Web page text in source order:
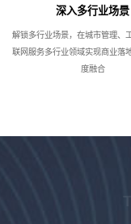
深入多行业场景
解锁多行业场景，在城市管理、
联网服务多行业领域实现商业落
度融合